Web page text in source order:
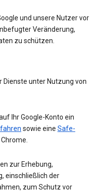
und unsere Nutzer vor
Veränderung,
zu schützen.
Dienste unter Nutzung von
Ihr Google-Konto ein
sowie eine Safe-
Chrome.
zur Erhebung,
einschließlich der
zum Schutz vor